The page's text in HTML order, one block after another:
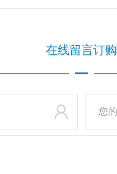
在线留言订购